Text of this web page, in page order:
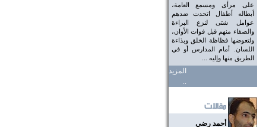
على مرأى ومسمع العامة،
أبطاله أطفال اتحدت ضدهم
عوامل شتى لنزع البراءة
والصفاء منهم قبل فوات الأوان،
ولتعوضها فظاظة الخلق وبذاءة
اللسان. أمام المدارس أو في
الطريق منها وإليه ...
المزيد
..
أحمد رضي